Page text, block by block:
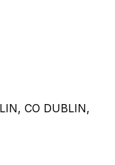
CO DUBLIN,